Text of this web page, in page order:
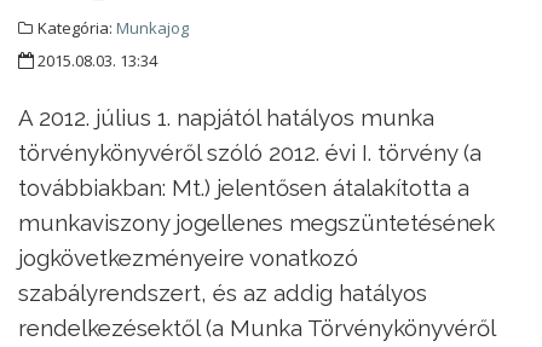
Kategória: Munkajog
2015.08.03. 13:34
A 2012. július 1. napjától hatályos munka
törvénykönyvéről szóló 2012. évi I. törvény (a
továbbiakban: Mt.) jelentősen átalakította a
munkaviszony jogellenes megszüntetésének
jogkövetkezményeire vonatkozó
szabályrendszert, és az addig hatályos
rendelkezésektől (a Munka Törvénykönyvéről